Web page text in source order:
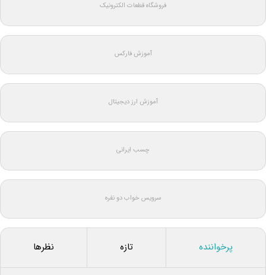
فروشگاه قطعات الکترونیک
آموزش فارکس
آموزش ارز دیجیتال
چسب ایرانی
سرویس خواب دو نفره
پرخواننده تازه نظرها